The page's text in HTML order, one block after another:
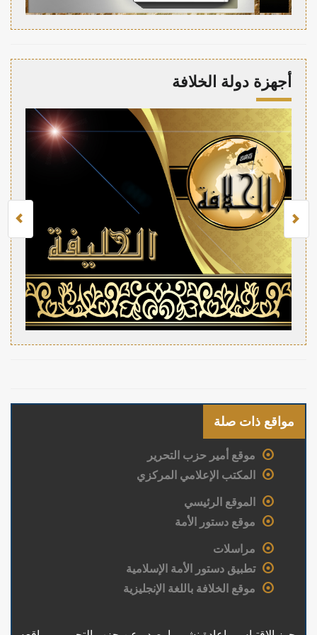
أجهزة دولة الخلافة
مواقع ذات صلة
موقع أمير حزب التحرير
المكتب الإعلامي المركزي
الموقع الرئيسي
موقع دستور الأمة
مراسلات
تطبيق دستور الأمة الإسلامية
موقع الخلافة باللغة الإنجليزية